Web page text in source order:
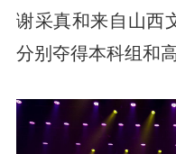
谢采真和来自山西
分别夺得本科组和